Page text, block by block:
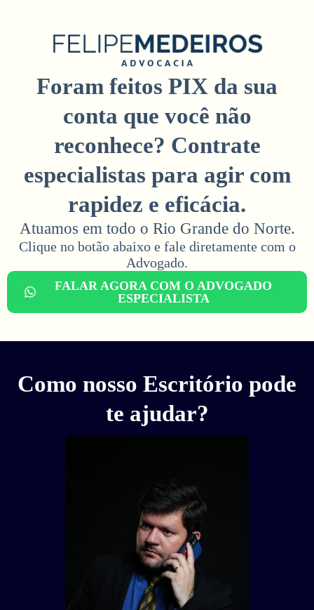
Foram feitos PIX da sua
conta que você não
reconhece? Contrate
especialistas para agir com
rapidez e eficácia.
Atuamos em todo o Rio Grande do Norte.
Clique no botão abaixo e fale diretamente com o
Advogado.​
FALAR AGORA COM O ADVOGADO
ESPECIALISTA
Como nosso Escritório pode
te ajudar?